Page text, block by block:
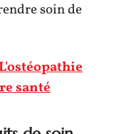
soin de
santé